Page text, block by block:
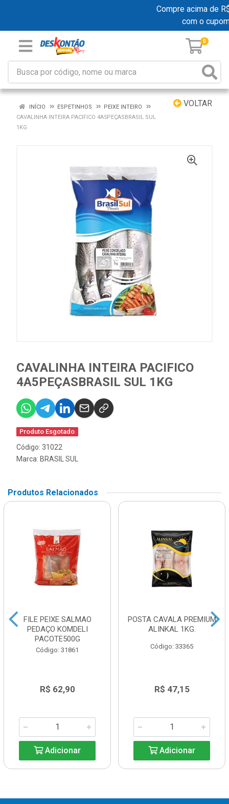
Compre acima de
com o
0
VOLTAR
INÍCIO ESPETINHOS
PEIXE INTEIRO
CAVALINHA INTEIRA PACIFICO 4A5PEÇASBRASIL SUL
1KG
CAVALINHA INTEIRA PACIFICO
4A5PEÇASBRASIL SUL 1KG
Produto Esgotado
Código: 31022
Marca: BRASIL SUL
Produtos Relacionados
FILE PEIXE SALMAO
PEDAÇO KOMDELI
PACOTE500G
Código: 31861
R$ 62,90
Adicionar
POSTA CAVALA PREMIUM
ALINKAL 1KG.
Código: 33365
R$ 47,15
Adicionar